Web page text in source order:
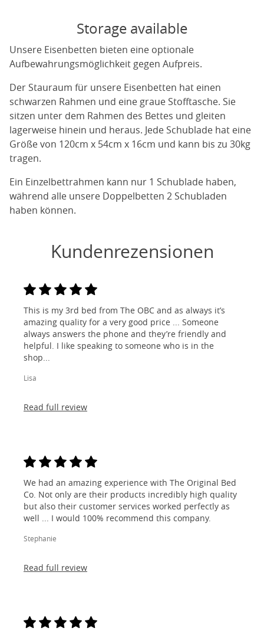
Storage available
Unsere Eisenbetten bieten eine optionale
Aufbewahrungsmöglichkeit gegen Aufpreis.
Der Stauraum für unsere Eisenbetten hat einen
schwarzen Rahmen und eine graue Stofftasche. Sie
sitzen unter dem Rahmen des Bettes und gleiten
lagerweise hinein und heraus. Jede Schublade hat eine
Größe von 120cm x 54cm x 16cm und kann bis zu 30kg
tragen.
Ein Einzelbettrahmen kann nur 1 Schublade haben,
während alle unsere Doppelbetten 2 Schubladen
haben können.
Kundenrezensionen
This is my 3rd bed from The OBC and as always it’s
amazing quality for a very good price ... Someone
always answers the phone and they’re friendly and
helpful. I like speaking to someone who is in the
shop...
Lisa
Read full review
We had an amazing experience with The Original Bed
Co. Not only are their products incredibly high quality
but also their customer services worked perfectly as
well ... I would 100% recommend this company.
Stephanie
Read full review